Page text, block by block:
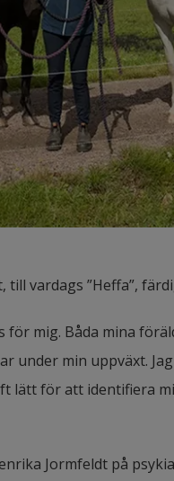
till vardags ”Heffa”,
för mig. Båda mina
under min uppväxt.
lätt för att identifiera
Jormfeldt på